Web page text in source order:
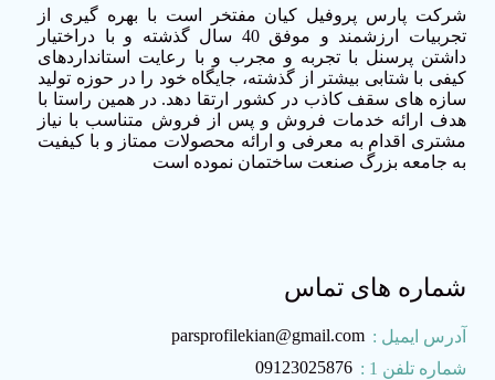
شرکت پارس پروفیل کیان مفتخر است با بهره گیری از
تجربیات ارزشمند و موفق 40 سال گذشته و با دراختیار
داشتن پرسنل با تجربه و مجرب و با رعایت استانداردهای
کیفی با شتابی بیشتر از گذشته، جایگاه خود را در حوزه تولید
سازه های سقف کاذب در کشور ارتقا دهد. در همین راستا با
هدف ارائه خدمات فروش و پس از فروش متناسب با نیاز
مشتری اقدام به معرفی و ارائه محصولات ممتاز و با کیفیت
به جامعه بزرگ صنعت ساختمان نموده است
شماره های تماس
آدرس ایمیل : parsprofilekian@gmail.com
شماره تلفن 1 :
09123025876